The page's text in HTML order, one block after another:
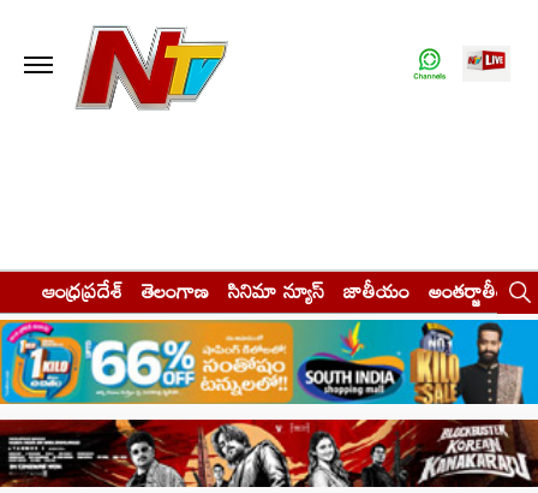
ఆంధ్రప్రదేశ్ తెలంగాణ సినిమా న్యూస్ జాతీయం అంతర్జాతీయం